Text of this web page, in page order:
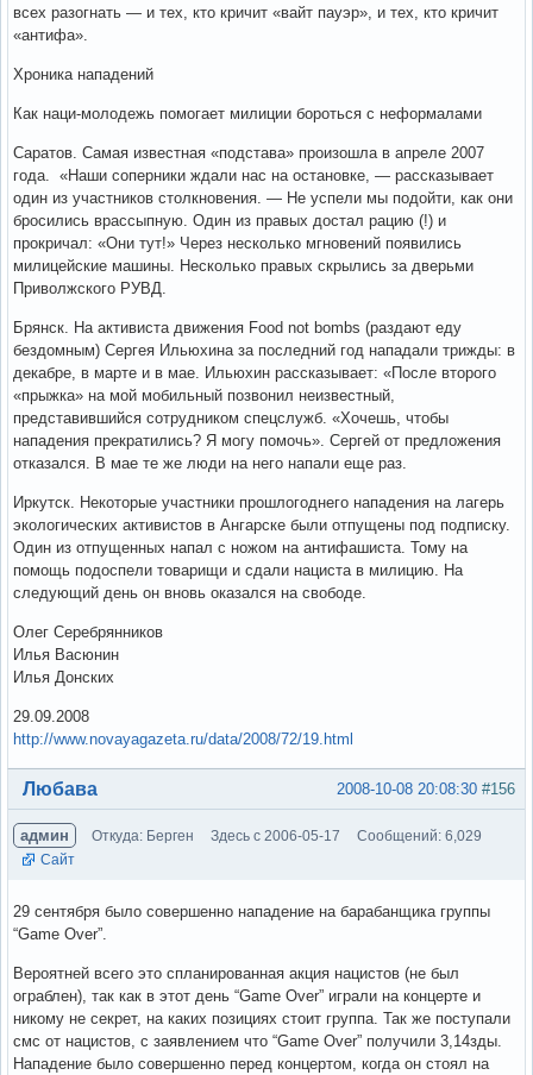
всех разогнать — и тех, кто кричит «вайт пауэр», и тех, кто кричит
«антифа».
Хроника нападений
Как наци-молодежь помогает милиции бороться с неформалами
Саратов. Самая известная «подстава» произошла в апреле 2007
года. «Наши соперники ждали нас на остановке, — рассказывает
один из участников столкновения. — Не успели мы подойти, как они
бросились врассыпную. Один из правых достал рацию (!) и
прокричал: «Они тут!» Через несколько мгновений появились
милицейские машины. Несколько правых скрылись за дверьми
Приволжского РУВД.
Брянск. На активиста движения Food not bombs (раздают еду
бездомным) Сергея Ильюхина за последний год нападали трижды: в
декабре, в марте и в мае. Ильюхин рассказывает: «После второго
«прыжка» на мой мобильный позвонил неизвестный,
представившийся сотрудником спецслужб. «Хочешь, чтобы
нападения прекратились? Я могу помочь». Сергей от предложения
отказался. В мае те же люди на него напали еще раз.
Иркутск. Некоторые участники прошлогоднего нападения на лагерь
экологических активистов в Ангарске были отпущены под подписку.
Один из отпущенных напал с ножом на антифашиста. Тому на
помощь подоспели товарищи и сдали нациста в милицию. На
следующий день он вновь оказался на свободе.
Олег Серебрянников
Илья Васюнин
Илья Донских
29.09.2008
http://www.novayagazeta.ru/data/2008/72/19.html
Вне форума #156
2008-10-08 20:08:30
Любава
админ Откуда: Берген Здесь с 2006-05-17
Сообщений: 6,029
Сайт
29 сентября было совершенно нападение на барабанщика группы
“Game Over”.
Вероятней всего это спланированная акция нацистов (не был
ограблен), так как в этот день “Game Over” играли на концерте и
никому не секрет, на каких позициях стоит группа. Так же поступали
смс от нацистов, с заявлением что “Game Over” получили 3,14зды.
Нападение было совершенно перед концертом, когда он стоял на